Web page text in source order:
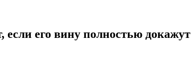
если его вину полностью докажут